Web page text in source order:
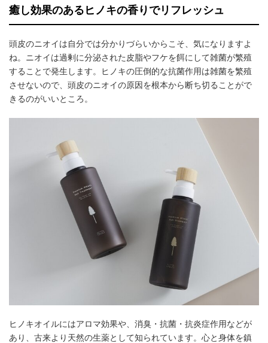
癒し効果のあるヒノキの香りでリフレッシュ
頭皮のニオイは自分では分かりづらいからこそ、気になりますよ
ね。ニオイは過剰に分泌された皮脂やフケを餌にして雑菌が繁殖
することで発生します。ヒノキの圧倒的な抗菌作用は雑菌を繁殖
させないので、頭皮のニオイの原因を根本から断ち切ることがで
きるのがいいところ。
ヒノキオイルにはアロマ効果や、消臭・抗菌・抗炎症作用などが
あり、古来より天然の生薬として知られています。心と身体を鎮